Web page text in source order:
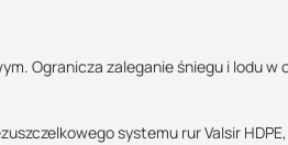
Ogranicza zaleganie śniegu i lodu w
systemu rur Valsir